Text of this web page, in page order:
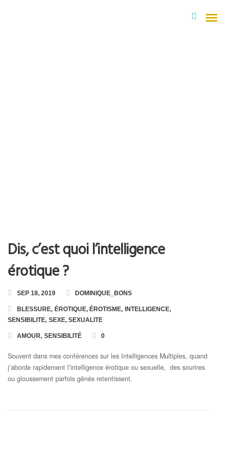
Toutes les Formations
Formation en Ligne « Numérologie Biologique »
Formation en Ligne « Numérologie Nom et Prénoms »
Dis, c’est quoi l’intelligence
érotique ?
SEP 18, 2019 DOMINIQUE_BONS
BLESSURE, ÉROTIQUE, ÉROTISME, INTELLIGENCE,
SENSIBILITE, SEXE, SEXUALITE
AMOUR, SENSIBILITÉ 0
Souvent dans mes conférences sur les Intelligences Multiples, quand
j’aborde rapidement l’intelligence érotique ou sexuelle, des sourires
ou gloussement parfois gênés retentissent.